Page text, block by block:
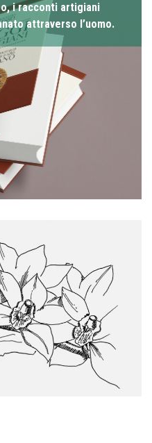
i racconti artigiani
attraverso l’uomo.